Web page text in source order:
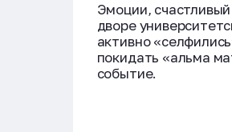
Эмоции,
дворе
активно
покидать «альма
событие.